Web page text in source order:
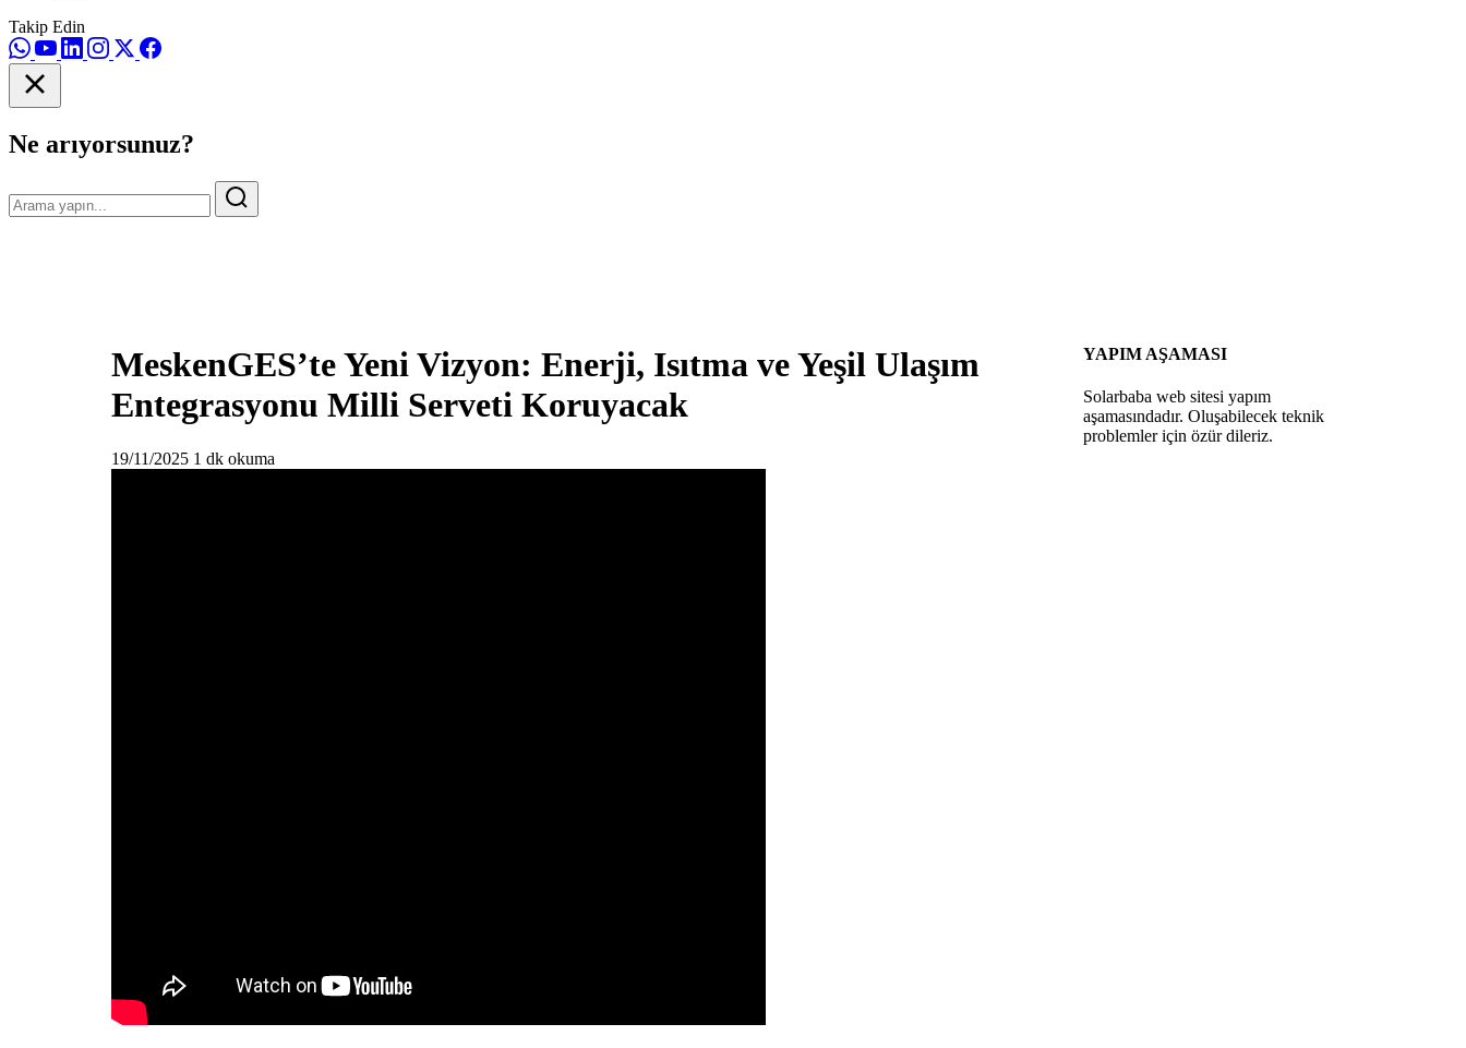
Takip Edin
Ne arıyorsunuz?
MeskenGES’te Yeni Vizyon: Enerji, Isıtma ve Yeşil Ulaşım
Entegrasyonu Milli Serveti Koruyacak
19/11/2025 1 dk okuma
YAPIM AŞAMASI
Solarbaba web sitesi yapım
aşamasındadır. Oluşabilecek teknik
problemler için özür dileriz.